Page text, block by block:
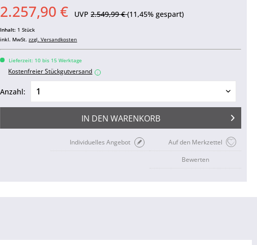
2.257,90 € UVP2.549,99 €(11,45% gespart)
Inhalt: 1 Stück
inkl. MwSt.zzgl. Versandkosten
Lieferzeit: 10 bis 15 Werktage
Kostenfreier Stückgutversand i
Anzahl:
IN DEN WARENKORB
Auf den Merkzettel
Individuelles Angebot
Bewerten